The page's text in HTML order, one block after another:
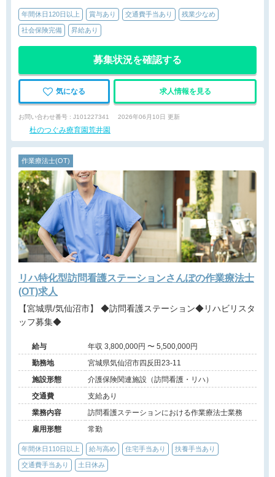
年間休日120日以上 賞与あり 交通費手当あり 残業少なめ
社会保険完備 昇給あり
募集状況を確認する
気になる 求人情報を見る
お問い合わせ番号 : J101227341 2026年06月10日 更新
杜のつぐみ療育園荒井園
作業療法士(OT)
リハ特化型訪問看護ステーションさんぽの作業療法士
(OT)求人
【宮城県/気仙沼市】 ◆訪問看護ステーション◆リハビリスタ
ッフ募集◆
給与
年収 3,800,000円 〜 5,500,000円
勤務地
宮城県気仙沼市四反田23-11
施設形態
介護保険関連施設（訪問看護・リハ）
交通費
支給あり
業務内容
訪問看護ステーションにおける作業療法士業務
雇用形態
常勤
年間休日110日以上 給与高め 住宅手当あり 扶養手当あり
交通費手当あり 土日休み